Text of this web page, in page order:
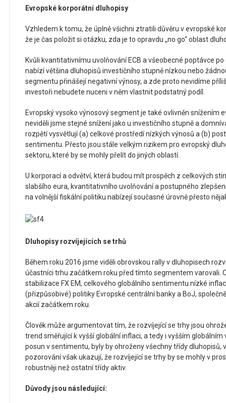
Evropské korporátní dluhopisy
Vzhledem k tomu, že úplně všichni ztratili důvěru v evropské
že je čas položit si otázku, zda je to opravdu „no go“ oblast
Kvůli kvantitativnímu uvolňování ECB a všeobecné poptávce
nabízí většina dluhopisů investičního stupně nízkou nebo
segmentu přinášejí negativní výnosy, a zde proto nevidíme
investoři nebudete nuceni v něm vlastnit podstatný podíl.
Evropský vysoko výnosový segment je také ovlivněn snížením
neviděli jsme stejné snížení jako u investičního stupně a
rozpětí vysvětlují (a) celkové prostředí nízkých výnosů a (b)
sentimentu. Přesto jsou stále velkým rizikem pro evropský
sektoru, které by se mohly přelít do jiných oblastí.
U korporací a odvětví, která budou mít prospěch z celkových
slabšího eura, kvantitativního uvolňování a postupného
na volnější fiskální politiku nabízejí současné úrovně přesto
Dluhopisy rozvíjejících se trhů
Během roku 2016 jsme viděli obrovskou rally v dluhopisech
účastníci trhu začátkem roku před tímto segmentem varovali.
stabilizace FX EM, celkového globálního sentimentu nízké
(přizpůsobivé) politiky Evropské centrální banky a BoJ,
akcií začátkem roku.
Člověk může argumentovat tím, že rozvíjející se trhy jsou
trend směřující k vyšší globální inflaci, a tedy i vyšším
posun v sentimentu, byly by ohroženy všechny třídy dluhopisů,
pozorování však ukazují, že rozvíjející se trhy by se mohly v
robustněji než ostatní třídy aktiv.
Důvody jsou následující: